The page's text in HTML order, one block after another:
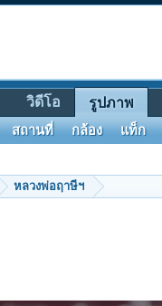
หลวงพ่อฤาษีฯ
วิดีโอ รูปภาพ
สถานที่ กล้อง แท็ก